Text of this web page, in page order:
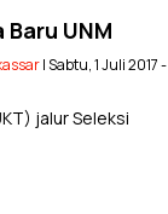
UNM
| Sabtu, 1 Juli 2017 -
jalur Seleksi